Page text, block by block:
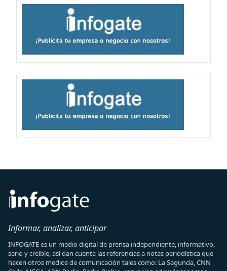
Informar, analizar, anticipar
INFOGATE es un medio digital de prensa independiente, informativo,
serio y creíble, así dan cuenta las referencias a notas periodística que
hacen otros medios de comunicación tales como: La Segunda, CNN